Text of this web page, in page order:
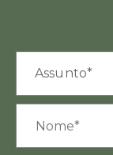
Assunto*